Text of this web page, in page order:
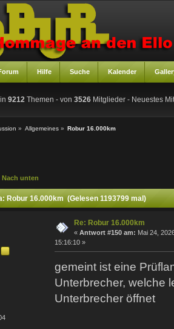
Hilfe Suche Kalender
9212 Themen - von 3526 Mitglieder - Neuestes
» Allgemeines » Robur 16.000km
Nach unten
Robur 16.000km (Gelesen 1193799 mal)
Re: Robur 16.000km
« Antwort #150 am: Mai 24,
15:16:10 »
gemeint ist eine
Unterbrecher, welche
Unterbrecher öffnet